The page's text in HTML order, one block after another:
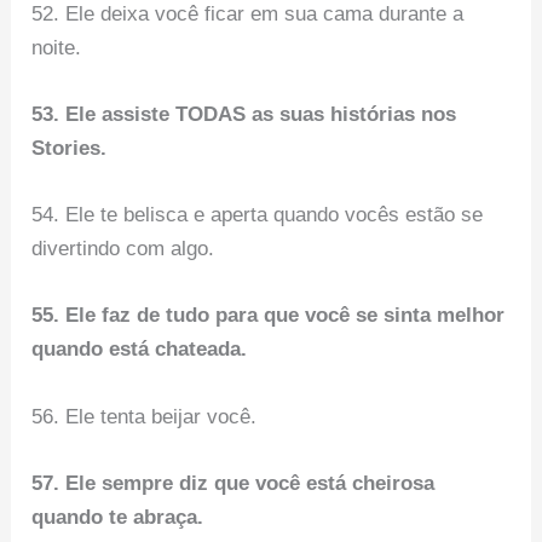
52. Ele deixa você ficar em sua cama durante a
noite.
53. Ele assiste TODAS as suas histórias nos
Stories.
54. Ele te belisca e aperta quando vocês estão se
divertindo com algo.
55. Ele faz de tudo para que você se sinta melhor
quando está chateada.
56. Ele tenta beijar você.
57. Ele sempre diz que você está cheirosa
quando te abraça.